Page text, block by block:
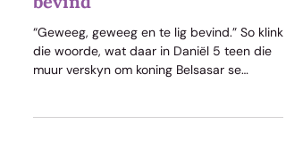
Geweeg en swaar genoeg
bevind